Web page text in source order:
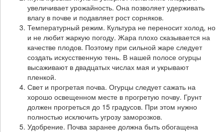
увеличивает урожайность. Она позволяет удерживать
влагу в почве и подавляет рост сорняков.
Температурный режим. Культура не переносит холод, но
и не любит жаркую погоду. Жара плохо сказывается на
качестве плодов. Поэтому при сильной жаре следует
создать искусственную тень. В нашей полосе огурцы
высаживают в двадцатых числах мая и укрывают
пленкой.
Свет и прогретая почва. Огурцы следует сажать на
хорошо освещенном месте в прогретую почву. Грунт
должен прогреться до 15 градусов. При этом нужно
полностью исключить угрозу заморозков.
Удобрение. Почва заранее должна быть обогащена